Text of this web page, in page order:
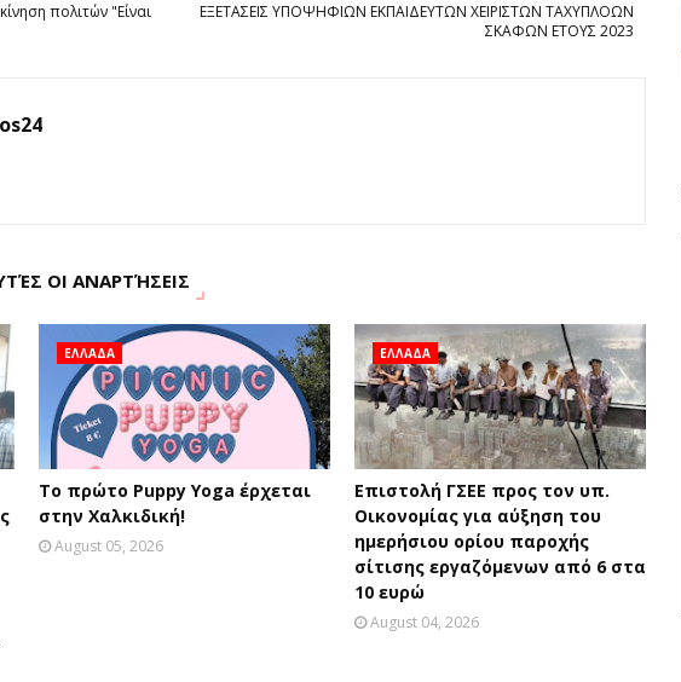
ΕΞΕΤΑΣΕΙΣ ΥΠΟΨΗΦΙΩΝ ΕΚΠΑΙΔΕΥΤΩΝ ΧΕΙΡΙΣΤΩΝ ΤΑΧΥΠΛΟΩΝ
ΣΚΑΦΩΝ ΕΤΟΥΣ 2023
πολιτών "Είναι
ΟΙ ΑΝΑΡΤΉΣΕΙΣ
ΕΛΛΑΔΑ
Το πρώτο Puppy Yoga έρχεται
στην Χαλκιδική!
August 05, 2026
ΕΛΛΑΔΑ
Επιστολή ΓΣΕΕ προς τον υπ.
Οικονομίας για αύξηση του
ημερήσιου ορίου παροχής
σίτισης εργαζόμενων από 6 στα
10 ευρώ
August 04, 2026